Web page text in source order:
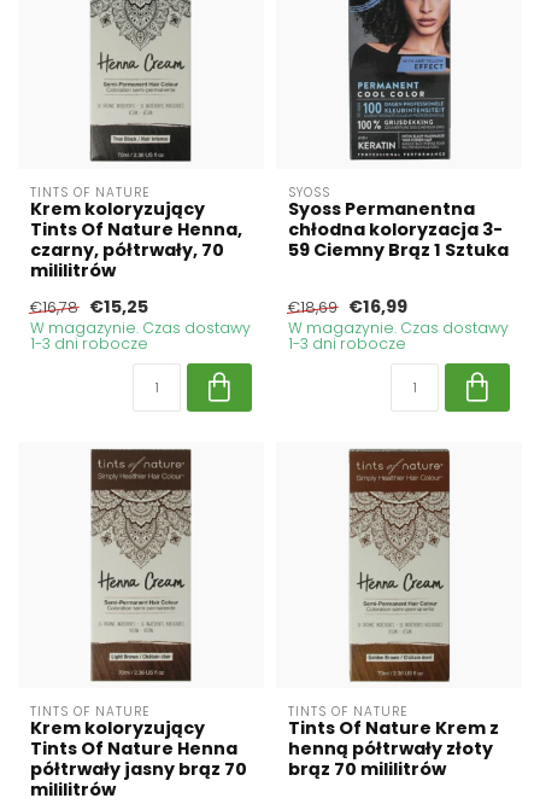
TINTS OF NATURE
Krem koloryzujący
Tints Of Nature Henna,
czarny, półtrwały, 70
mililitrów
€16,78 €15,25
W magazynie. Czas dostawy
1-3 dni robocze
SYOSS
Syoss Permanentna
chłodna koloryzacja 3-
59 Ciemny Brąz 1 Sztuka
€18,69 €16,99
W magazynie. Czas dostawy
1-3 dni robocze
TINTS OF NATURE
Krem koloryzujący
Tints Of Nature Henna
półtrwały jasny brąz 70
mililitrów
TINTS OF NATURE
Tints Of Nature Krem z
henną półtrwały złoty
brąz 70 mililitrów